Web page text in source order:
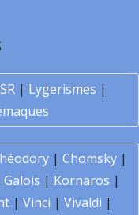
| Lygerismes |
| Chomsky|
Galois | Kornaros |
| Vinci | Vivaldi |